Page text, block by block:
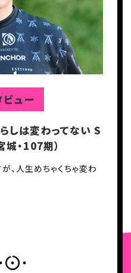
ュー
は変！ 山崎歩夢選
お父さんみたいにGⅠ
かも
ググランプリ』で優勝
ュー
しは変わってない S
・107期）
、人生めちゃくちゃ変わ
ュー
』準優勝！ 競輪サウ
選手（静岡・107
楽になった